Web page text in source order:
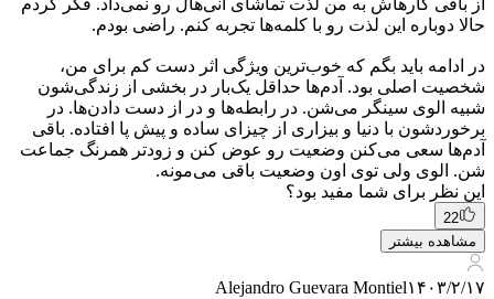
از باقی کارهاش به من لذت تماشای آنی‌هال رو نمی‌داد. فکر کردم
حالا دوباره این لذت رو با کلمه‌ها تجربه کنم. راضی بودم.
در ادامه باید بگم که خوب‌ترین ویژگی اثر دست کم برای من،
شخصیت اصلی بود. آدم‌ها حداقل یک‌بار در بخشی از زندگی‌شون
شبیه الوی سینگر می‌شن. در رابطه‌ها و در از دست دادن‌ها. در
برخوردشون با دنیا و بیزاری از چیزای ساده و پیش پا افتاده. باقی
آدم‌ها سعی می‌کنن وضعیت رو عوض کنن و زودتر همرنگ جماعت
شن. الوی ولی توی اون وضعیت باقی می‌مونه.
این نظر برای شما مفید بود؟
22
مشاهده بیشتر
Alejandro Guevara Montiel۱۴۰۳/۲/۱۷